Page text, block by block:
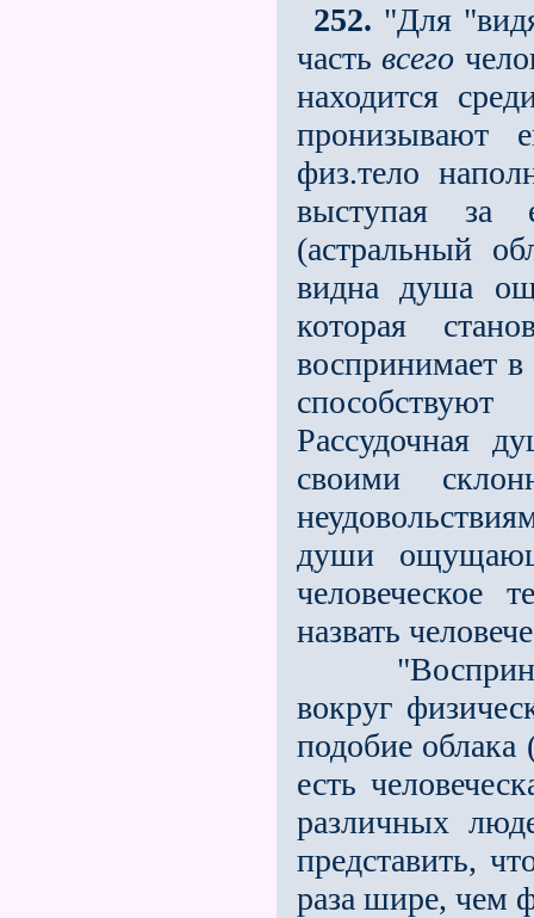
252. "Для
частьвсего
находится
пронизывают
физ.тело
выступая за
(астральный
видна душа
которая
воспринимает
Рассудочная
своими
души
человеческое
назвать
вокруг
подобие
есть
различных
представить,
раза шире, чем